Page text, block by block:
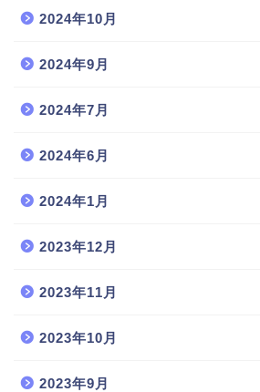
2024年10月
2024年9月
2024年7月
2024年6月
2024年1月
2023年12月
2023年11月
2023年10月
2023年9月